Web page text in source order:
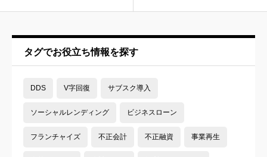
タグでお役立ち情報を探す
DDS V字回復 サブスク導入
ソーシャルレンディング ビジネスローン
フランチャイズ 不正会計 不正融資 事業再生